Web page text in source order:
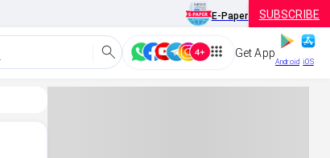
E-Paper SUBSCRIBE
Get App
Android iOS